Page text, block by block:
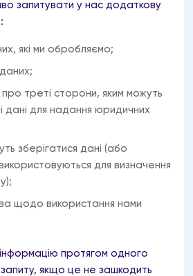
запитувати у нас додаткову
які ми обробляємо;
про треті сторони, яким можуть
дані для надання юридичних
зберігатися дані (або
для визначення
щодо використання нами
протягом одного
запиту, якщо це не зашкодить